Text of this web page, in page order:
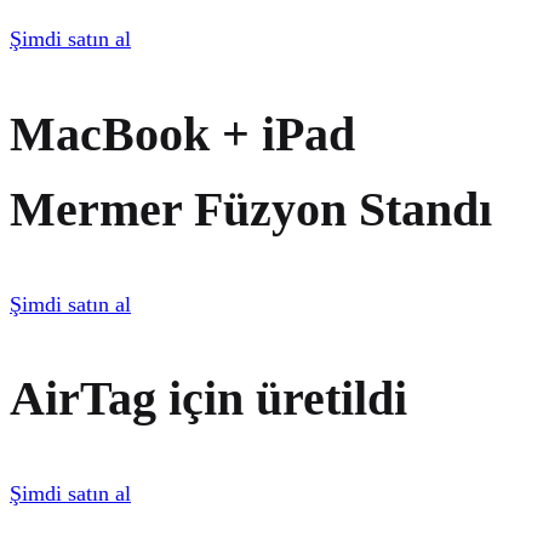
Şimdi satın al
MacBook + iPad
Mermer Füzyon Standı
Şimdi satın al
AirTag için üretildi
Şimdi satın al